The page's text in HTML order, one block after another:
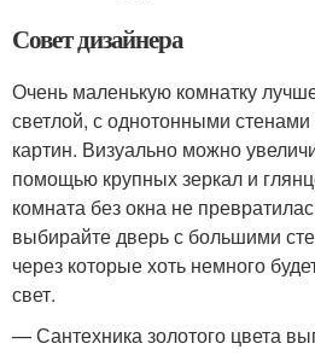
Совет дизайнера
Очень маленькую комнатку
светлой, с однотонными
картин. Визуально можно
помощью крупных зеркал и
комната без окна не
выбирайте дверь с большими
через которые хоть немного
свет.
— Сантехника золотого цвета